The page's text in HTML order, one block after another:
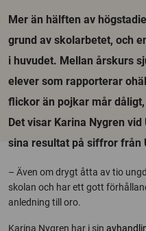
Mer än hälften av
grund av skolarbetet, och
i huvudet. Mellan årskurs
elever som rapporterar
flickor än pojkar mår
Det visar Karina Nygren
sina resultat på siffror från
– Även om drygt åtta av tio
skolan och har ett gott
anledning till oro.
Karina Nygren har i sin